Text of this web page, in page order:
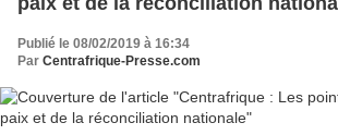
Publié le 08/02/2019 à 16:34
Par Centrafrique-Presse.com